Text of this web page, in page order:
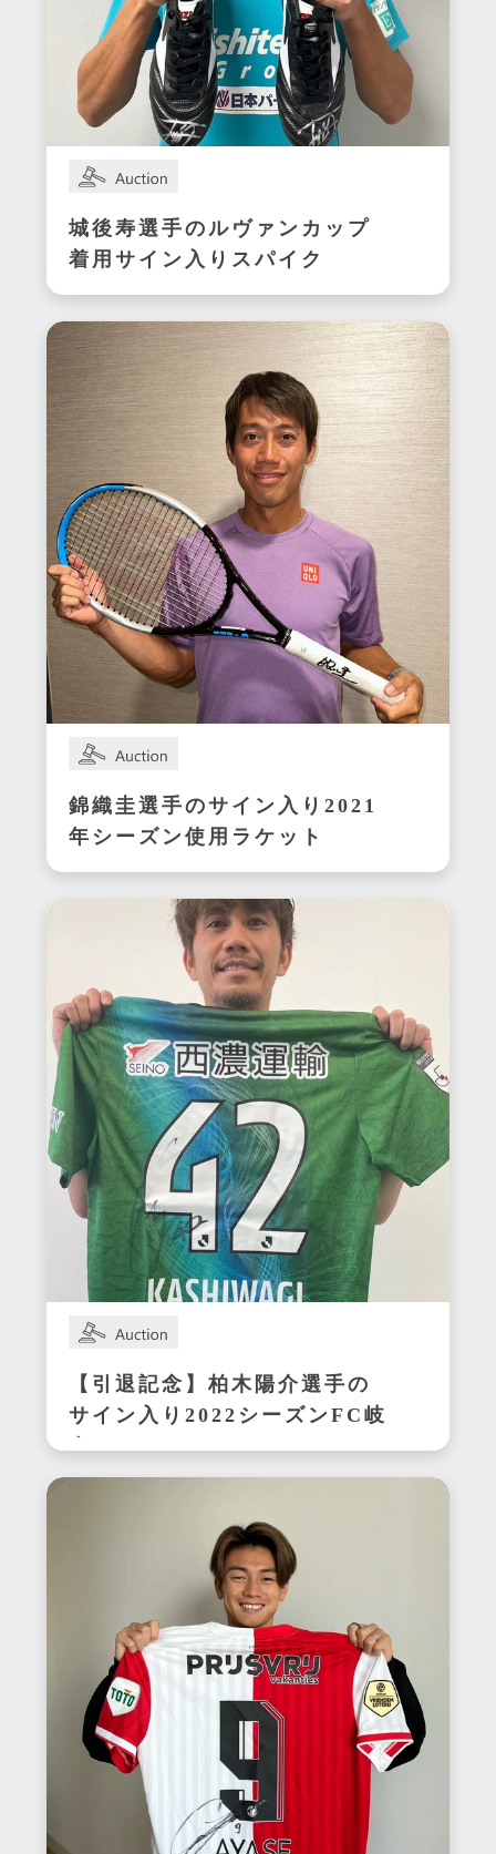
城後寿選手のルヴァンカップ
着用サイン入りスパイク
錦織圭選手のサイン入り2021
年シーズン使用ラケット
【引退記念】柏木陽介選手の
サイン入り2022シーズンFC岐
阜ユニフォーム